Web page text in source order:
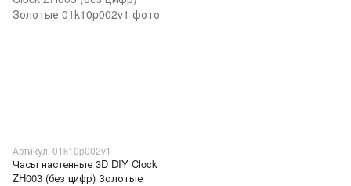
Артикул: 01k10p002v1
Часы настенные 3D DIY Clock
ZH003 (без цифр) Золотые